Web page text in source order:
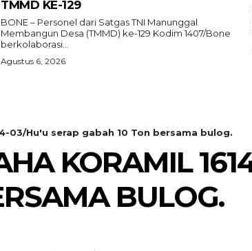
TMMD KE-129
BONE – Personel dari Satgas TNI Manunggal
Membangun Desa (TMMD) ke-129 Kodim 1407/Bone
berkolaborasi...
Agustus 6, 2026